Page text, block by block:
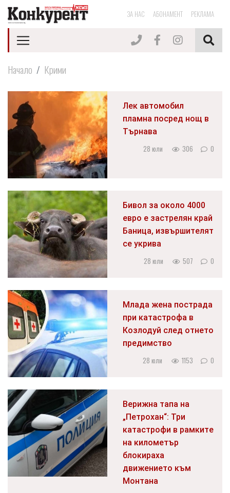
ЗА НАС АБОНАМЕНТ РЕКЛАМА
Начало Крими
Лек автомобил
пламна посред нощ в
Търнава
28 юли 306 0
Бивол за около 4000
евро е застрелян край
Баница, извършителят
се укрива
28 юли 507 0
Млада жена пострада
при катастрофа в
Козлодуй след отнето
предимство
28 юли 1153 0
Верижна тапа на
„Петрохан“: Три
катастрофи в рамките
на километър
блокираха
движението към
Монтана